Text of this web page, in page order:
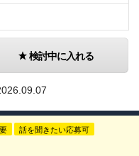
検討中に入れる
話を聞きたい応募可